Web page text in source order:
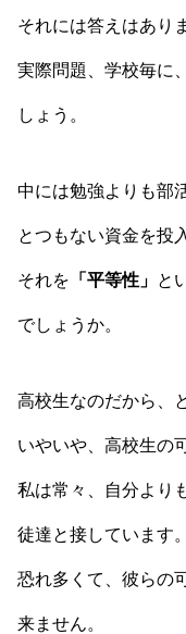
それには答えはあり
実際問題、学校毎に
しょう。
中には勉強よりも部
とつもない資金を投
それを 「平等性」 と
でしょうか。
高校生なのだから、
いやいや、高校生の
私は常々、自分より
徒達と接しています。
恐れ多くて、彼らの
来ません。